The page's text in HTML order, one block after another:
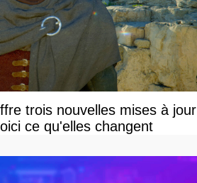
trois nouvelles mises à jour
ce qu'elles changent